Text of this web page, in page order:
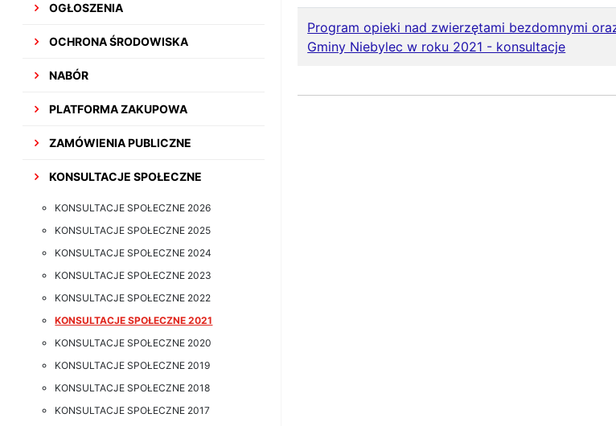
OGŁOSZENIA
OCHRONA ŚRODOWISKA
NABÓR
PLATFORMA ZAKUPOWA
ZAMÓWIENIA PUBLICZNE
KONSULTACJE SPOŁECZNE
KONSULTACJE SPOŁECZNE 2026
KONSULTACJE SPOŁECZNE 2025
KONSULTACJE SPOŁECZNE 2024
KONSULTACJE SPOŁECZNE 2023
KONSULTACJE SPOŁECZNE 2022
KONSULTACJE SPOŁECZNE 2021
KONSULTACJE SPOŁECZNE 2020
KONSULTACJE SPOŁECZNE 2019
KONSULTACJE SPOŁECZNE 2018
KONSULTACJE SPOŁECZNE 2017
Program opieki nad zwierzętami bezdomnymi
Gminy Niebylec w roku 2021 - konsultacje